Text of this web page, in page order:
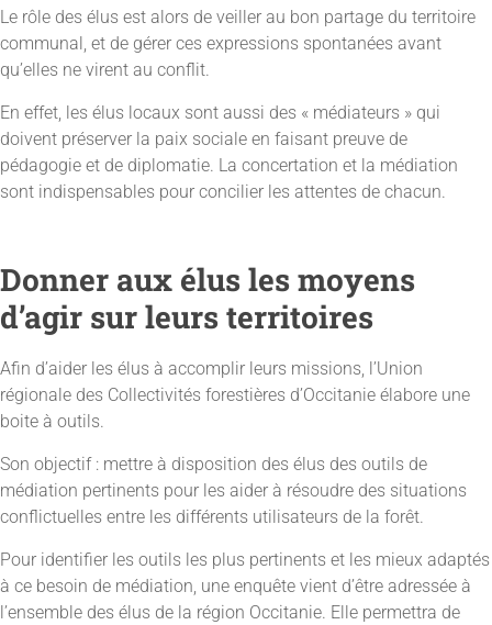
Le rôle des élus est alors de veiller au bon partage du territoire
communal, et de gérer ces expressions spontanées avant
qu’elles ne virent au conflit.
En effet, les élus locaux sont aussi des « médiateurs » qui
doivent préserver la paix sociale en faisant preuve de
pédagogie et de diplomatie. La concertation et la médiation
sont indispensables pour concilier les attentes de chacun.
Donner aux élus les moyens
d’agir sur leurs territoires
Afin d’aider les élus à accomplir leurs missions, l’Union
régionale des Collectivités forestières d’Occitanie élabore une
boite à outils.
Son objectif : mettre à disposition des élus des outils de
médiation pertinents pour les aider à résoudre des situations
conflictuelles entre les différents utilisateurs de la forêt.
Pour identifier les outils les plus pertinents et les mieux adaptés
à ce besoin de médiation, une enquête vient d’être adressée à
l’ensemble des élus de la région Occitanie. Elle permettra de